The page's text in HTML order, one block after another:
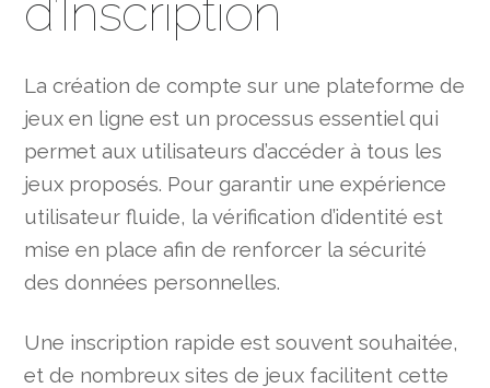
d’Inscription
La création de compte sur une plateforme de
jeux en ligne est un processus essentiel qui
permet aux utilisateurs d’accéder à tous les
jeux proposés. Pour garantir une expérience
utilisateur fluide, la vérification d’identité est
mise en place afin de renforcer la sécurité
des données personnelles.
Une inscription rapide est souvent souhaitée,
et de nombreux sites de jeux facilitent cette